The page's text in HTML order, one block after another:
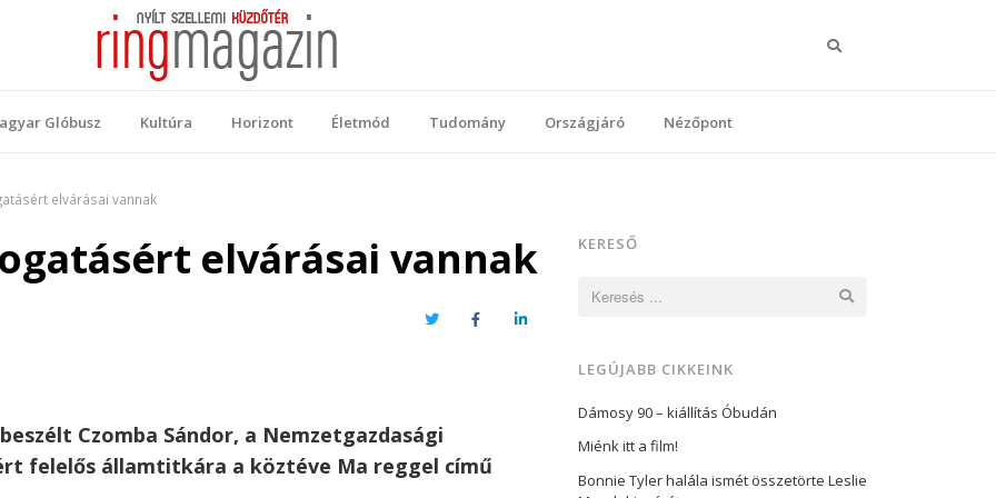
Glóbusz Kultúra Horizont Életmód Tudomány Országjáró Nézőpont
elvárásai vannak
elvárásai vannak
TwitterFacebookLinkedIn
Czomba Sándor, a Nemzetgazdasági
felelős államtitkára a köztéve Ma reggel című
KERESŐ
LEGÚJABB CIKKEINK
Dámosy 90 – kiállítás Óbudán
Miénk itt a film!
Bonnie Tyler halála ismét összetörte Leslie